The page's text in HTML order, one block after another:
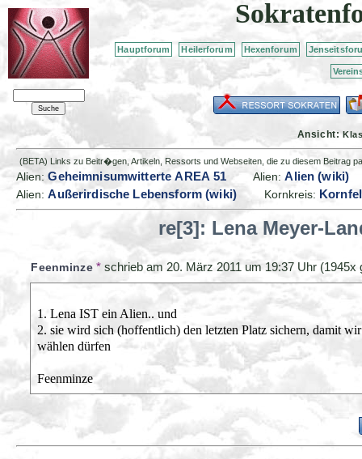
Hauptforum Heilerforum Hexenforum
Ansicht:
(BETA) Links zu Beitr�gen, Artikeln, Ressorts und Webseiten, die zu diesem Beitrag
Alien:Geheimnisumwitterte AREA 51 Alien:Alien (wiki)
Alien:Außerirdische Lebensform (wiki) Kornkreis:
re[3]: Lena Meyer-
Feenminze* schrieb am 20. März 2011 um 19:37 Uhr(1945x
1. Lena IST ein Alien.. und
2. sie wird sich (hoffentlich) den letzten Platz sichern, damit
wählen dürfen
Feenminze